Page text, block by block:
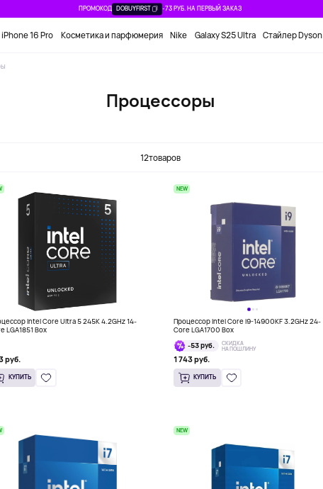
ПРОМОКОД DOBUYFIRST -73 РУБ. НА ПЕРВЫЙ ЗАКАЗ
iPhone 16 Pro Косметика и парфюмерия Nike Galaxy S25 Ultra Стайлер Dyson
Процессоры
12товаров
Intel Core Ultra 5 245K 4.2GHz 14-
LGA1851 Box
руб.
КУПИТЬ
NEW
Процессор Intel Core i9-14900KF 3.2GHz 24-
Core LGA1700 Box
-53 руб.
СКИДКА
НА ПОШЛИНУ
1 743 руб.
КУПИТЬ
NEW